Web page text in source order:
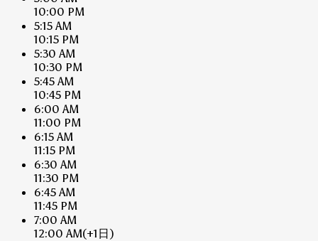
10:00 PM
5:15 AM
10:15 PM
5:30 AM
10:30 PM
5:45 AM
10:45 PM
6:00 AM
11:00 PM
6:15 AM
11:15 PM
6:30 AM
11:30 PM
6:45 AM
11:45 PM
7:00 AM
12:00 AM(+1日)